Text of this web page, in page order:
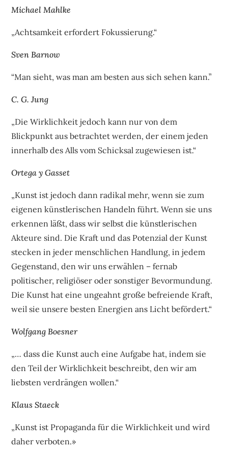
Michael Mahlke
„Achtsamkeit erfordert Fokussierung.“
Sven Barnow
“Man sieht, was man am besten aus sich sehen kann.”
C. G. Jung
„Die Wirklichkeit jedoch kann nur von dem
Blickpunkt aus betrachtet werden, der einem jeden
innerhalb des Alls vom Schicksal zugewiesen ist.“
Ortega y Gasset
„Kunst ist jedoch dann radikal mehr, wenn sie zum
eigenen künstlerischen Handeln führt. Wenn sie uns
erkennen läßt, dass wir selbst die künstlerischen
Akteure sind. Die Kraft und das Potenzial der Kunst
stecken in jeder menschlichen Handlung, in jedem
Gegenstand, den wir uns erwählen – fernab
politischer, religiöser oder sonstiger Bevormundung.
Die Kunst hat eine ungeahnt große befreiende Kraft,
weil sie unsere besten Energien ans Licht befördert.“
Wolfgang Boesner
„… dass die Kunst auch eine Aufgabe hat, indem sie
den Teil der Wirklichkeit beschreibt, den wir am
liebsten verdrängen wollen.“
Klaus Staeck
„Kunst ist Propaganda für die Wirklichkeit und wird
daher verboten.»